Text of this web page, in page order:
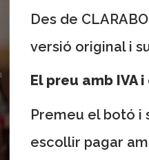
Des de
versió original i
El preu amb IVA
Premeu el botó i
escollir pagar